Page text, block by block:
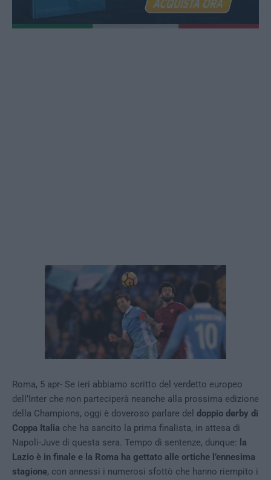
Roma, 5 apr- Se ieri abbiamo scritto del verdetto europeo
dell’Inter che non parteciperà neanche alla prossima edizione
della Champions, oggi è doveroso parlare del doppio derby di
Coppa Italia che ha sancito la prima finalista, in attesa di
Napoli-Juve di questa sera. Tempo di sentenze, dunque: la
Lazio è in finale e la Roma ha gettato alle ortiche l’ennesima
stagione, con annessi i numerosi sfottò che hanno riempito i